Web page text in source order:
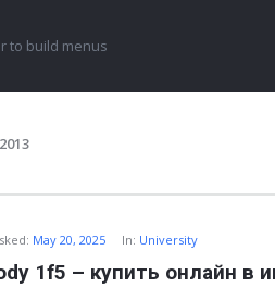
to build menus
May 20, 2025 In: University
1f5 – купить онлайн в